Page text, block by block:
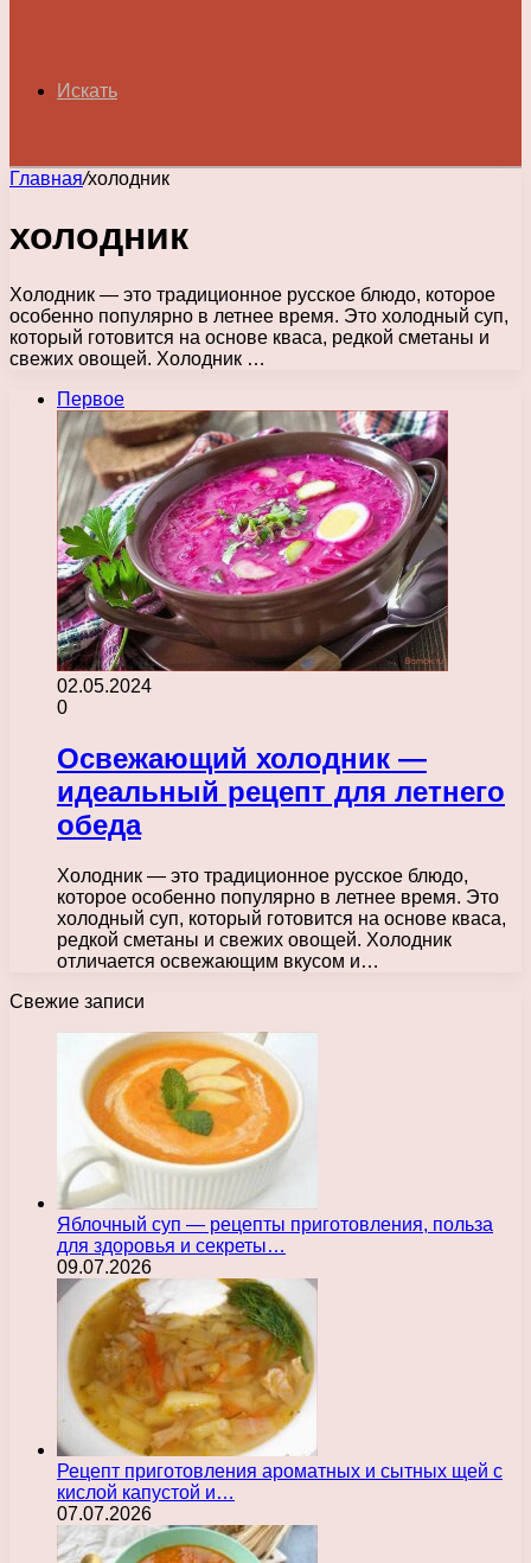
Искать
Главная/холодник
холодник
Холодник — это традиционное русское блюдо, которое
особенно популярно в летнее время. Это холодный суп,
который готовится на основе кваса, редкой сметаны и
свежих овощей. Холодник …
Первое
02.05.2024
0
Освежающий холодник —
идеальный рецепт для летнего
обеда
Холодник — это традиционное русское блюдо,
которое особенно популярно в летнее время. Это
холодный суп, который готовится на основе кваса,
редкой сметаны и свежих овощей. Холодник
отличается освежающим вкусом и…
Свежие записи
Яблочный суп — рецепты приготовления, польза
для здоровья и секреты…
09.07.2026
Рецепт приготовления ароматных и сытных щей с
кислой капустой и…
07.07.2026